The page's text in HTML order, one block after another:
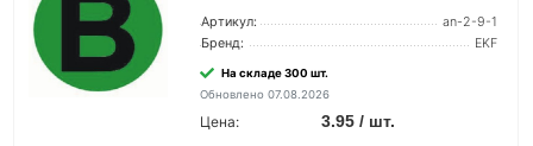
Артикул:
an-2-9-1
Бренд:
EKF
На складе 300 шт.
Обновлено 07.08.2026
Цена: 3.95 / шт.